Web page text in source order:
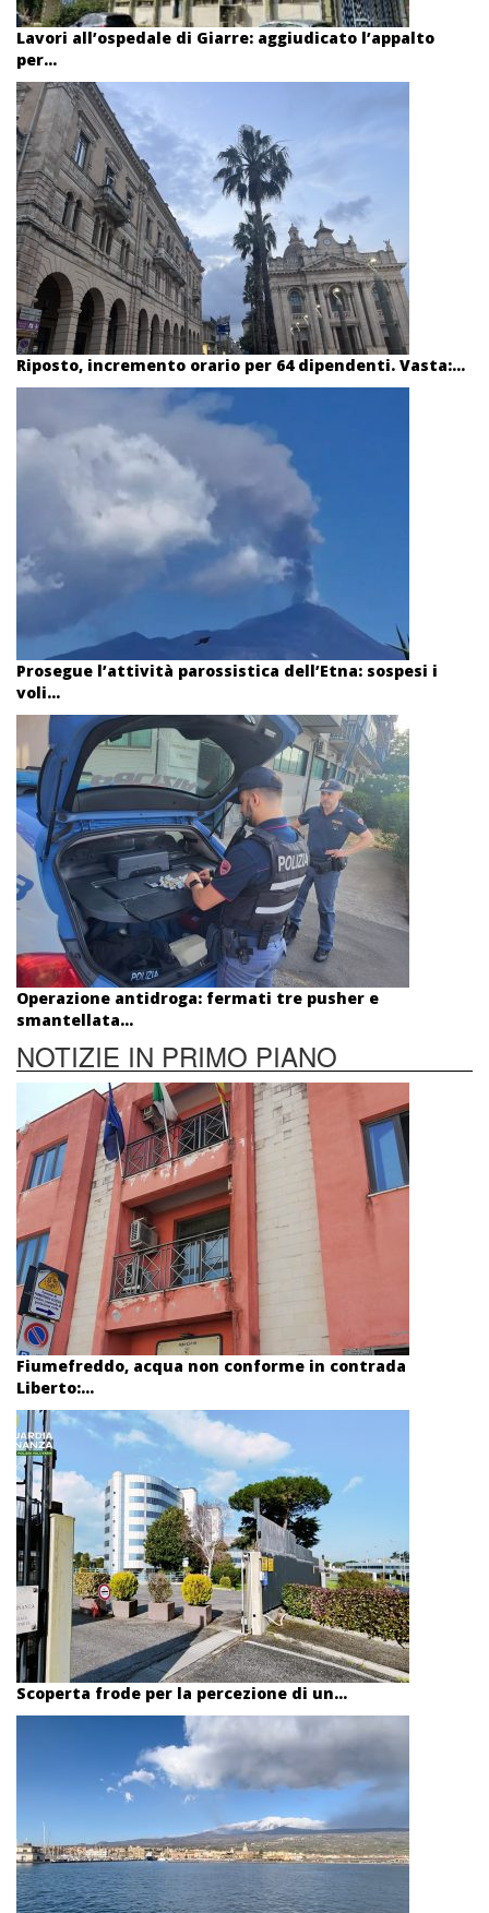
Lavori all’ospedale di Giarre: aggiudicato l’appalto
per...
Riposto, incremento orario per 64 dipendenti. Vasta:...
Prosegue l’attività parossistica dell’Etna: sospesi i
voli...
Operazione antidroga: fermati tre pusher e
smantellata...
NOTIZIE IN PRIMO PIANO
Fiumefreddo, acqua non conforme in contrada
Liberto:...
Scoperta frode per la percezione di un...